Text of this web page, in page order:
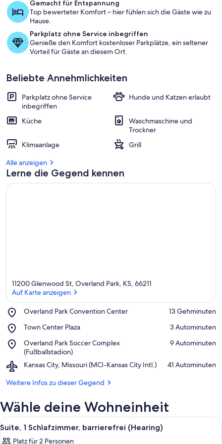
Gemacht für Entspannung
Top bewerteter Komfort – hier fühlen sich die Gäste wie zu
Hause.
Parkplatz ohne Service inbegriffen
Genieße den Komfort kostenloser Parkplätze, ein seltener
Vorteil für Gäste an diesem Ort.
Beliebte Annehmlichkeiten
Parkplatz ohne Service
inbegriffen
Hunde und Katzen erlaubt
Küche
Waschmaschine und
Trockner
Klimaanlage
Grill
Alle anzeigen
Lerne die Gegend kennen
11200 Glenwood St, Overland Park, KS, 66211
Auf Karte anzeigen
Overland Park Convention Center
Place,
Park
Center
‪13 Gehminuten‬
Town Center Plaza
Place,
Center
Plaza
‪3 Autominuten‬
Overland Park Soccer Complex
(Fußballstadion)
Place,
Overland
Park
Soccer
Complex
(Fußballstadion)
‪9 Autominuten‬
Kansas City, Missouri (MCI-Kansas City Intl.)
Airport,
City,
(MCI-
Kansas
City
Intl.)
‪41 Autominuten‬
Weitere Infos zu dieser Gegend
Wähle deine Wohneinheit
Alle
Fotos
Ein Hotelzimmer mit einem großen
17
Suite, 1 Schlafzimmer, barrierefrei (Hearing)
Platz für 2 Personen